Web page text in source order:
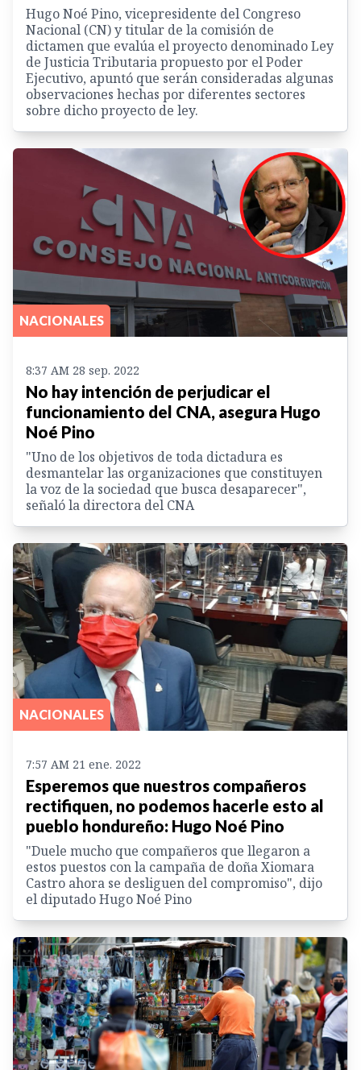
Hugo Noé Pino, vicepresidente del Congreso
Nacional (CN) y titular de la comisión de
dictamen que evalúa el proyecto denominado Ley
de Justicia Tributaria propuesto por el Poder
Ejecutivo, apuntó que serán consideradas algunas
observaciones hechas por diferentes sectores
sobre dicho proyecto de ley.
NACIONALES
8:37 AM 28 sep. 2022
No hay intención de perjudicar el
funcionamiento del CNA, asegura Hugo
Noé Pino
"Uno de los objetivos de toda dictadura es
desmantelar las organizaciones que constituyen
la voz de la sociedad que busca desaparecer",
señaló la directora del CNA
NACIONALES
7:57 AM 21 ene. 2022
Esperemos que nuestros compañeros
rectifiquen, no podemos hacerle esto al
pueblo hondureño: Hugo Noé Pino
"Duele mucho que compañeros que llegaron a
estos puestos con la campaña de doña Xiomara
Castro ahora se desliguen del compromiso", dijo
el diputado Hugo Noé Pino